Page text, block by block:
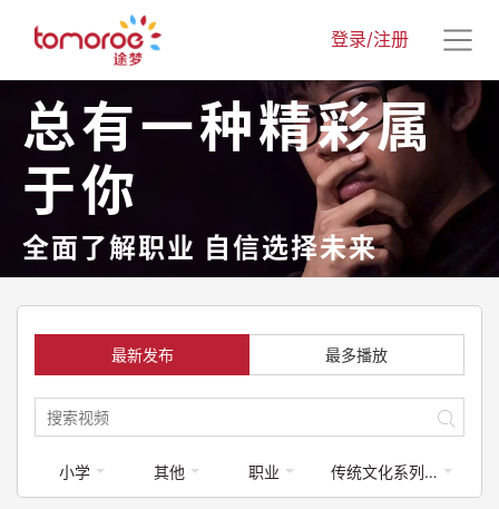
登录/注册
总有一种精彩属
于你
全面了解职业 自信选择未来
最新发布 最多播放
小学 其他 职业 传统文化系列课程